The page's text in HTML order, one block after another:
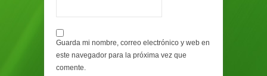
Guarda mi nombre, correo electrónico y web en
este navegador para la próxima vez que
comente.